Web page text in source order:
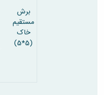
برش
مستقیم
خاک
(5*5)